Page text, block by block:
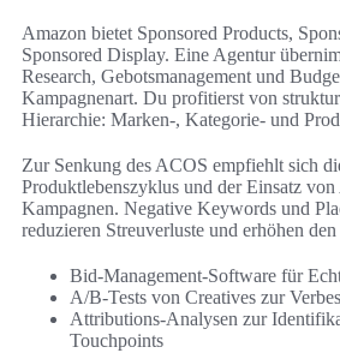
Amazon bietet Sponsored Products,
Sponsored Display. Eine Agentur
Research, Gebotsmanagement und
Kampagnenart. Du profitierst von
Hierarchie: Marken-, Kategorie- und
Zur Senkung des ACOS empfiehlt sich
Produktlebenszyklus und der Einsatz
Kampagnen. Negative Keywords und
reduzieren Streuverluste und erhöhen
Bid-Management-Software für
A/B-Tests von Creatives zur
Attributions-Analysen zur
Touchpoints